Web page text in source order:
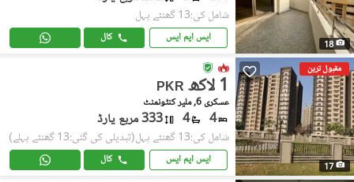
18
شامل کی:13 گھنٹے پہل
ایس ایم ایس کال
مقبول ترین
17
PKR 1 لاکھ
عسکری 6, ملیر کنٹونمنٹ
4
4 333 مربع یارڈ
شامل کی:13 گھنٹے پہل (تبدیلی کی گئی:13 گھنٹے پہلے)
ایس ایم ایس کال